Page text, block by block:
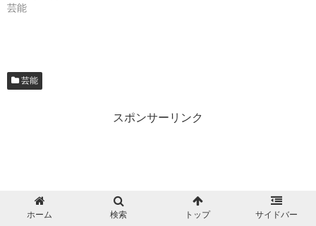
芸能
芸能
スポンサーリンク
ホーム 検索 トップ サイドバー